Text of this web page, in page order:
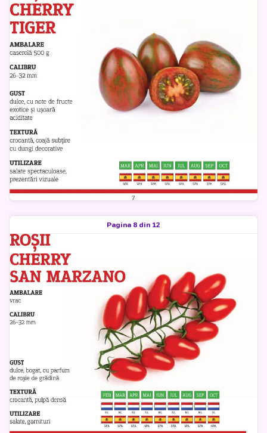
Pagina 8 din 12